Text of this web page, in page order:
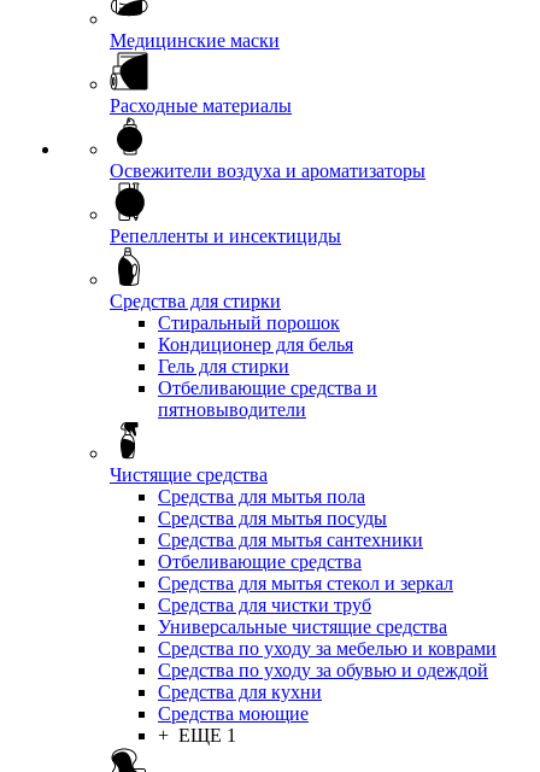
Медицинские маски
Расходные материалы
Освежители воздуха и ароматизаторы
Репелленты и инсектициды
Средства для стирки
Стиральный порошок
Кондиционер для белья
Гель для стирки
Отбеливающие средства и
пятновыводители
Чистящие средства
Средства для мытья пола
Средства для мытья посуды
Средства для мытья сантехники
Отбеливающие средства
Средства для мытья стекол и зеркал
Средства для чистки труб
Универсальные чистящие средства
Средства по уходу за мебелью и коврами
Средства по уходу за обувью и одеждой
Средства для кухни
Средства моющие
+ ЕЩЕ 1